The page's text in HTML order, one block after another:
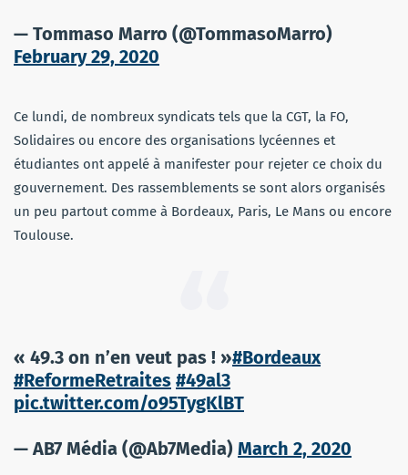
— Tommaso Marro (@TommasoMarro)
February 29, 2020
Ce lundi, de nombreux syndicats tels que la CGT, la FO,
Solidaires ou encore des organisations lycéennes et
étudiantes ont appelé à manifester pour rejeter ce choix du
gouvernement. Des rassemblements se sont alors organisés
un peu partout comme à Bordeaux, Paris, Le Mans ou encore
Toulouse.
« 49.3 on n’en veut pas ! »#Bordeaux
#ReformeRetraites #49al3
pic.twitter.com/o95TygKlBT
— AB7 Média (@Ab7Media) March 2, 2020